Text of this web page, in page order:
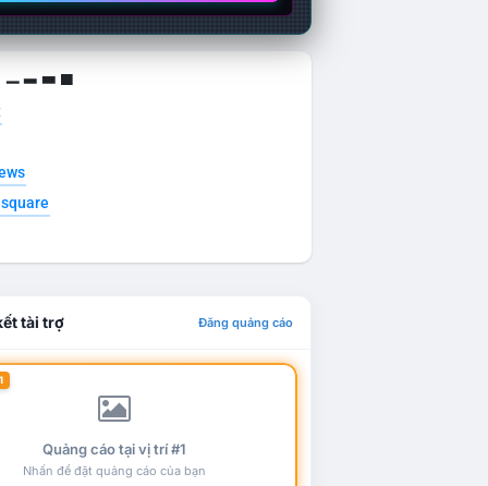
▁ ▂ ▃ ▄
tài trợ Đăng quảng cáo
Quảng cáo tại vị trí #1
Nhấn để đặt quảng cáo của bạn